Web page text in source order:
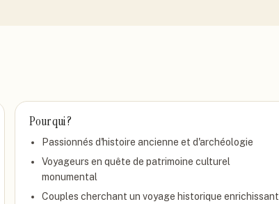
Pour qui ?
Passionnés d'histoire ancienne et d'archéologie
Voyageurs en quête de patrimoine culturel
monumental
Couples cherchant un voyage historique enrichissant